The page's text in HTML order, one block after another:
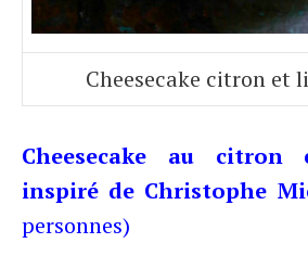
Cheesecake citron et
Cheesecake au citron
inspiré de Christophe
personnes)